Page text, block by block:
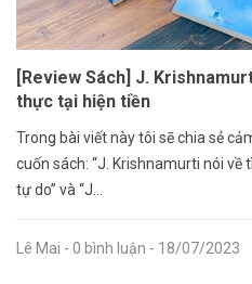
[Review Sách] J.
thực tại hiện tiền
Trong bài viết này tôi sẽ chia sẻ
cuốn sách: “J. Krishnamurti nói về
tự do” và “J...
Lê Mai - 0 bình luận - 18/07/2023